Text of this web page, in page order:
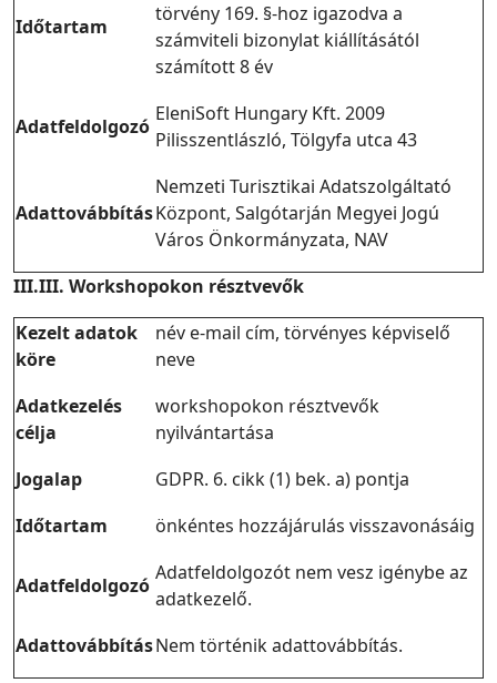
Időtartam
törvény 169. §-hoz igazodva a
számviteli bizonylat kiállításától
számított 8 év
Adatfeldolgozó
EleniSoft Hungary Kft. 2009
Pilisszentlászló, Tölgyfa utca 43
Adattovábbítás
Nemzeti Turisztikai Adatszolgáltató
Központ, Salgótarján Megyei Jogú
Város Önkormányzata, NAV
III.III. Workshopokon résztvevők
Kezelt adatok
köre
név e-mail cím, törvényes képviselő
neve
Adatkezelés
célja
workshopokon résztvevők
nyilvántartása
Jogalap
GDPR. 6. cikk (1) bek. a) pontja
Időtartam
önkéntes hozzájárulás visszavonásáig
Adatfeldolgozó
Adatfeldolgozót nem vesz igénybe az
adatkezelő.
AdattovábbításNem történik adattovábbítás.